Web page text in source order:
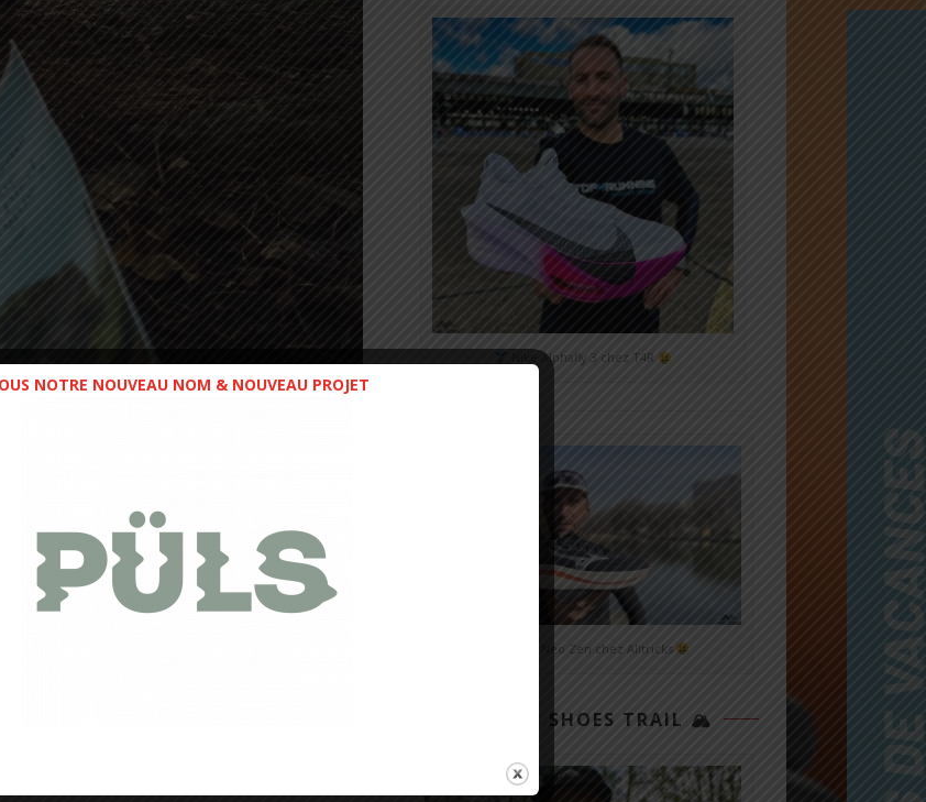
Oui, sauf que lui il est allé au bout d’un effort
pas parler d’un effort qui se compte en
(comme pourrait le laisser penser le titre),
de sa plume: il a écrit un bouquin.
course à pied est une drogue ? ».
nous interpelle de manière ironique, un
notre entourage par un « Qui a dit que
voyez sans doute ce que je veux dire….
Nike Alphafly 3 chez T4R
Mizuno Neo Zen chez Alltricks
TOP 3 SHOES TRAIL 🏔
NOTRE NOUVEAU NOM & NOUVEAU PROJET